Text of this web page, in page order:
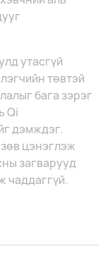
утасгүй
төвтэй
бага зэрэг
Qi
дэмждэг.
цэнэглэж
загварууд
чаддаггүй.